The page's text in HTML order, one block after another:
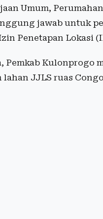
Umum,
jawab untuk
Penetapan Lokasi
Pemkab Kulonprogo
lahan JJLS ruas